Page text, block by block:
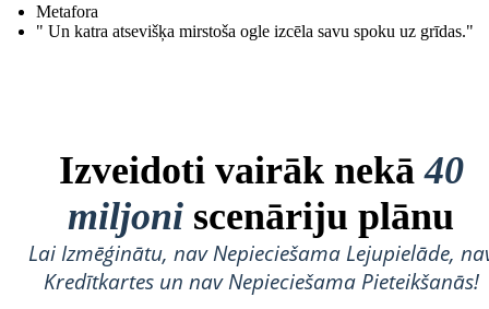
Metafora
" Un katra atsevišķa mirstoša ogle izcēla savu spoku uz grīdas."
Izveidoti vairāk nekā40
miljoni scenāriju plānu
Lai Izmēģinātu, nav Nepieciešama Lejupielāde,
Kredītkartes un nav Nepieciešama Pieteikšanās!